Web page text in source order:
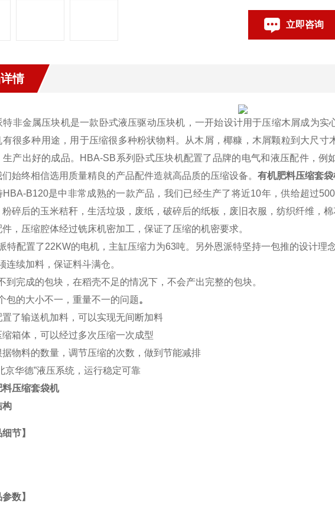
立即咨询
情
特非金属压块机是一款卧式液压驱动压块机，一开始设计用于压缩木屑成为实
有很多种用途，用于压缩很多种粉状物料。从木屑，椰糠，木屑颗粒到大尺寸
生产出好的成品。HBA-SB系列卧式压块机配置了品牌的电气和液压配件，例
始终相信选用质量精良的产品配件造就高品质的压缩设备。 有机肥料压缩套袋
HBA-B120是中非常成熟的一款产品，我们已经生产了将近10年，供给超过
粉碎后的玉米秸秆，生活垃圾，废纸，破碎后的纸板，废旧衣服，纺织纤维，
，压缩腔体经过铣床机密加工，保证了压缩的机密要求。
特配置了22KW的电机，主缸压缩力为63吨。另外恩派特坚持一包推的设计理
连续加料，保证料斗满仓。
到完成的包块，在稻壳不足的情况下，不会产出完整的包块。
包的大小不一，重量不一的问题。
置了输送机加料，可以实现无间断加料
缩箱体，可以经过多次压缩一次成型
据物料的数量，调节压缩的次数，做到节能减排
京华德”液压系统，运行稳定可靠
料压缩套袋机
构
节】
数】